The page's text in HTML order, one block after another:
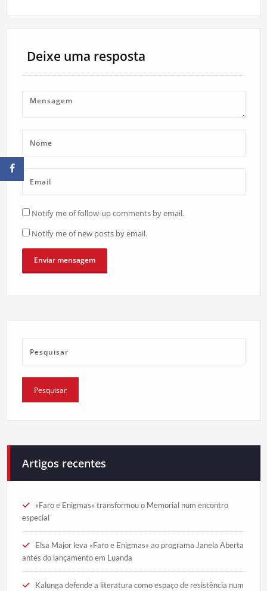
Deixe uma resposta
Notify me of follow-up comments by email.
Notify me of new posts by email.
Artigos recentes
«Faro e Enigmas» transformou o Memorial num encontro
especial
Elsa Major leva «Faro e Enigmas» ao programa Janela Aberta
antes do lançamento em Luanda
Kalunga defende a literatura como espaço de resistência num